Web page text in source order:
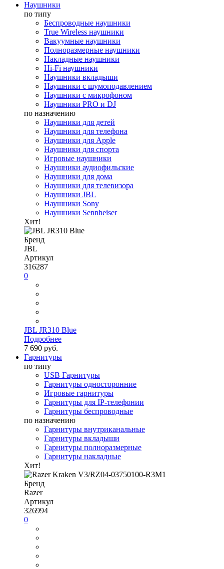
Наушники
по типу
Беспроводные наушники
True Wireless наушники
Вакуумные наушники
Полноразмерные наушники
Накладные наушники
Hi-Fi наушники
Наушники вкладыши
Наушники с шумоподавлением
Наушники с микрофоном
Наушники PRO и DJ
по назначению
Наушники для детей
Наушники для телефона
Наушники для Apple
Наушники для спорта
Игровые наушники
Наушники аудиофильские
Наушники для дома
Наушники для телевизора
Наушники JBL
Наушники Sony
Наушники Sennheiser
Хит!
Бренд
JBL
Артикул
316287
0
JBL JR310 Blue
Подробнее
7 690 руб.
Гарнитуры
по типу
USB Гарнитуры
Гарнитуры односторонние
Игровые гарнитуры
Гарнитуры для IP-телефонии
Гарнитуры беспроводные
по назначению
Гарнитуры внутриканальные
Гарнитуры вкладыши
Гарнитуры полноразмерные
Гарнитуры накладные
Хит!
Бренд
Razer
Артикул
326994
0